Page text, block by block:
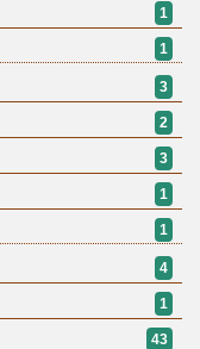
1
1
3
2
3
1
1
4
1
43